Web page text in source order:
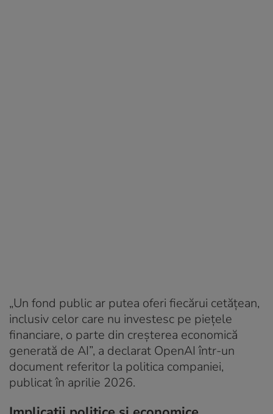
„Un fond public ar putea oferi fiecărui cetățean,
inclusiv celor care nu investesc pe piețele
financiare, o parte din creșterea economică
generată de AI”, a declarat OpenAI într-un
document referitor la politica companiei,
publicat în aprilie 2026.